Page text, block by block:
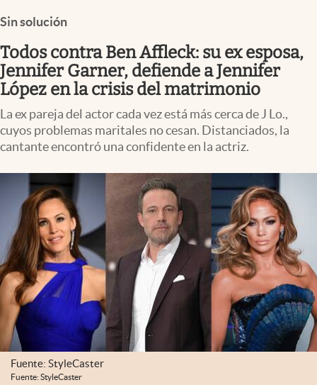
Espiritual
Streaming
PC y mobile
Lifestyle
USA
Sin solución
Todos contra Ben Affleck: su ex esposa,
Jennifer Garner, defiende a Jennifer
López en la crisis del matrimonio
La ex pareja del actor cada vez está más cerca de J Lo.,
cuyos problemas maritales no cesan. Distanciados, la
cantante encontró una confidente en la actriz.
Fuente: StyleCaster
Fuente: StyleCaster